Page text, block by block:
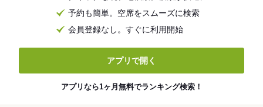
予約も簡単。空席をスムーズに検索
会員登録なし。すぐに利用開始
アプリで開く
アプリなら1ヶ月無料でランキング検索！